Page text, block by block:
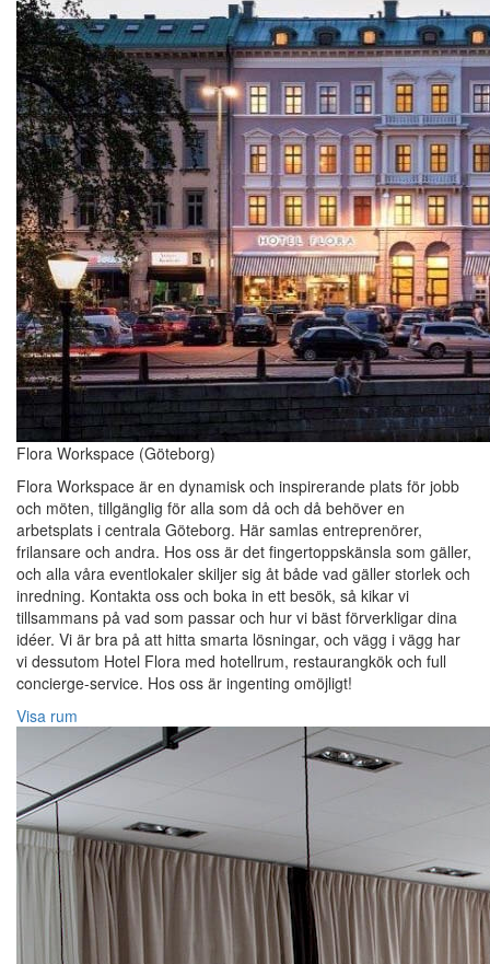
Flora Workspace (Göteborg)
Flora Workspace är en dynamisk och inspirerande plats för jobb
och möten, tillgänglig för alla som då och då behöver en
arbetsplats i centrala Göteborg. Här samlas entreprenörer,
frilansare och andra. Hos oss är det fingertoppskänsla som gäller,
och alla våra eventlokaler skiljer sig åt både vad gäller storlek och
inredning. Kontakta oss och boka in ett besök, så kikar vi
tillsammans på vad som passar och hur vi bäst förverkligar dina
idéer. Vi är bra på att hitta smarta lösningar, och vägg i vägg har
vi dessutom Hotel Flora med hotellrum, restaurangkök och full
concierge-service. Hos oss är ingenting omöjligt!
Visa rum